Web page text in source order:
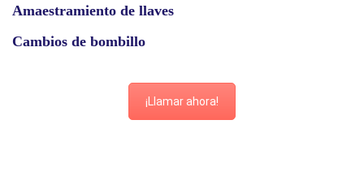
Amaestramiento de llaves
Cambios de bombillo
¡Llamar ahora!